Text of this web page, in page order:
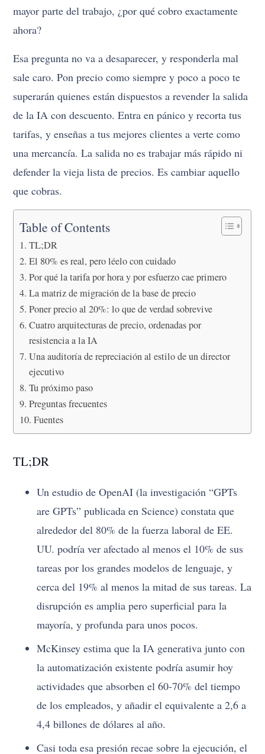
mayor parte del trabajo, ¿por qué cobro exactamente
ahora?
Esa pregunta no va a desaparecer, y responderla mal
sale caro. Pon precio como siempre y poco a poco te
superarán quienes están dispuestos a revender la salida
de la IA con descuento. Entra en pánico y recorta tus
tarifas, y enseñas a tus mejores clientes a verte como
una mercancía. La salida no es trabajar más rápido ni
defender la vieja lista de precios. Es cambiar aquello
que cobras.
Table of Contents
TL;DR
El 80% es real, pero léelo con cuidado
Por qué la tarifa por hora y por esfuerzo cae primero
La matriz de migración de la base de precio
Poner precio al 20%: lo que de verdad sobrevive
Cuatro arquitecturas de precio, ordenadas por
resistencia a la IA
Una auditoría de repreciación al estilo de un director
ejecutivo
Tu próximo paso
Preguntas frecuentes
Fuentes
TL;DR
Un estudio de OpenAI (la investigación “GPTs
are GPTs” publicada en Science) constata que
alrededor del 80% de la fuerza laboral de EE.
UU. podría ver afectado al menos el 10% de sus
tareas por los grandes modelos de lenguaje, y
cerca del 19% al menos la mitad de sus tareas. La
disrupción es amplia pero superficial para la
mayoría, y profunda para unos pocos.
McKinsey estima que la IA generativa junto con
la automatización existente podría asumir hoy
actividades que absorben el 60-70% del tiempo
de los empleados, y añadir el equivalente a 2,6 a
4,4 billones de dólares al año.
Casi toda esa presión recae sobre la ejecución, el